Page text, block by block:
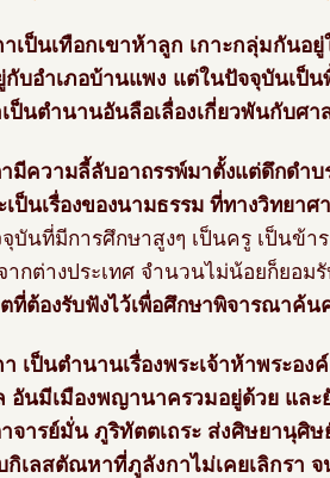
เป็นเทือกเขาห้าลูก เกาะกลุ่มกันอ
บอำเภอบ้านแพง แต่ในปัจจุบันเป็น
ป็นตำนานอันลือเลื่องเกี่ยวพันกับศ
มีความลี้ลับอาถรรพ์มาตั้งแต่ดึกดำบ
เป็นเรื่องของนามธรรม ที่ทางวิทยา
บันที่มีการศึกษาสูงๆ เป็นครู เป็นข้า
ากต่างประเทศ จำนวนไม่น้อยก็ยอม
ที่ต้องรับฟังไว้เพื่อศึกษาพิจารณาค้น
เป็นตำนานเรื่องพระเจ้าห้าพระอ
อันมีเมืองพญานาครวมอยู่ด้วย แล
จารย์มั่น ภูริทัตตเถระ ส่งศิษยานุศิ
กิเลสตัณหาที่ภูลังกาไม่เคยเลิกรา